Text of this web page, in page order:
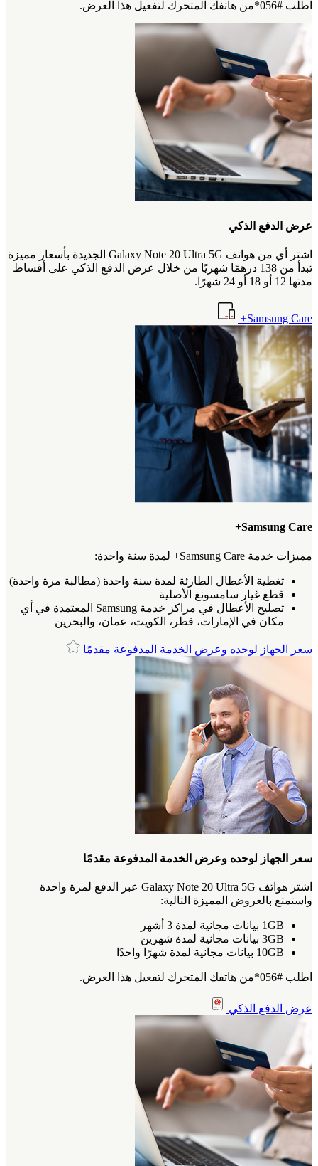
اطلب #056*من هاتفك المتحرك لتفعيل هذا العرض.
عرض الدفع الذكي
اشتر أي من هواتف Galaxy Note 20 Ultra 5G الجديدة بأسعار مميزة
تبدأ من 138 درهمًا شهريًا من خلال عرض الدفع الذكي على أقساط
مدتها 12 أو 18 أو 24 شهرًا.
Samsung Care+
Samsung Care+
مميزات خدمة Samsung Care+ لمدة سنة واحدة:
تغطية الأعطال الطارئة لمدة سنة واحدة (مطالبة مرة واحدة)
قطع غيار سامسونغ الأصلية
تصليح الأعطال في مراكز خدمة Samsung المعتمدة في أي
مكان في الإمارات، قطر، الكويت، عمان، والبحرين
سعر الجهاز لوحده وعرض الخدمة المدفوعة مقدمًا
سعر الجهاز لوحده وعرض الخدمة المدفوعة مقدمًا
اشتر هواتف Galaxy Note 20 Ultra 5G عبر الدفع لمرة واحدة
واستمتع بالعروض المميزة التالية:
1GB بيانات مجانية لمدة 3 أشهر
3GB بيانات مجانية لمدة شهرين
10GB بيانات مجانية لمدة شهرًا واحدًا
اطلب #056*من هاتفك المتحرك لتفعيل هذا العرض.
عرض الدفع الذكي